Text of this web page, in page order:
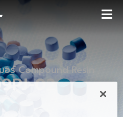
ร์ Compound Resin
02